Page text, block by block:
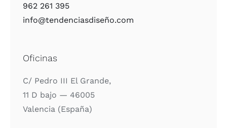
962 261 395
info@tendenciasdiseño.com
Oficinas
C/ Pedro III El Gran­de,
11 D bajo — 46005
Valen­cia (Espa­ña)